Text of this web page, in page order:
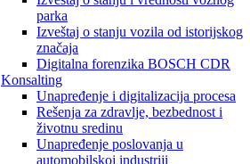
parka
Izveštaj o stanju vozila od istorijskog
značaja
Digitalna forenzika BOSCH CDR
Konsalting
Unapređenje i digitalizacija procesa
Rešenja za zdravlje, bezbednost i
životnu sredinu
Unapređenje poslovanja u
automobilskoj industriji